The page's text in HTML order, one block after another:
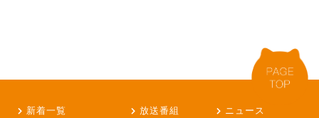
新着一覧 放送番組
ニュース